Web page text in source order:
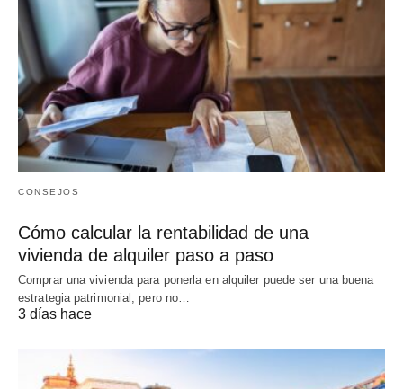
CONSEJOS
Cómo calcular la rentabilidad de una
vivienda de alquiler paso a paso
Comprar una vivienda para ponerla en alquiler puede ser una buena
estrategia patrimonial, pero no…
3 días hace